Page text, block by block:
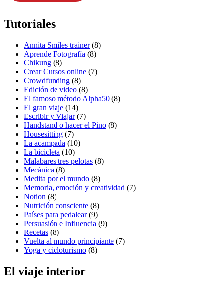
Tutoriales
Annita Smiles trainer(8)
Aprende Fotografía (8)
Chikung (8)
Crear Cursos online (7)
Crowdfunding (8)
Edición de video (8)
El famoso método Alpha50 (8)
El gran viaje (14)
Escribir y Viajar(7)
Handstand o hacer el Pino (8)
Housesitting (7)
La acampada (10)
La bicicleta (10)
Malabares tres pelotas (8)
Mecánica (8)
Medita por el mundo (8)
Memoria, emoción y creatividad (7)
Notion (8)
Nutrición consciente (8)
Países para pedalear(9)
Persuasión e Influencia (9)
Recetas (8)
Vuelta al mundo principiante (7)
Yoga y cicloturismo (8)
El viaje interior